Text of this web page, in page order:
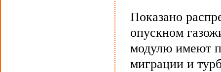
Показано
опускном
модулю имеют
миграции и